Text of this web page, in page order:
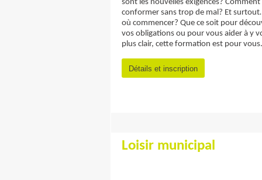
sont les nouvelles exigences? Comment
conformer sans trop de mal? Et
où commencer? Que ce soit pour
vos obligations ou pour vous aider à y
plus clair, cette formation est pour vous.
Détails et inscription
Loisir municipal